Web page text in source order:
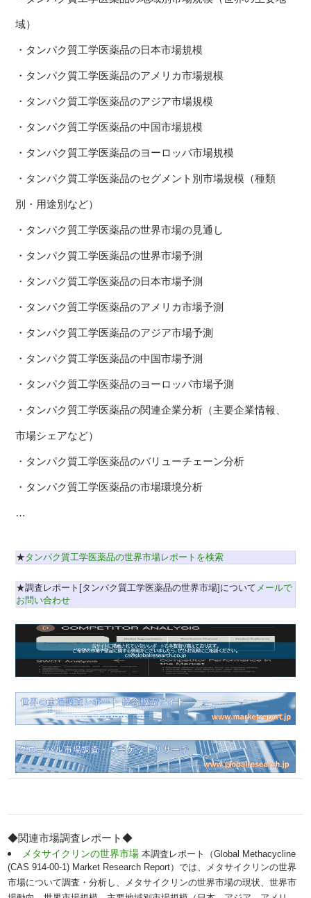
域）
・タンパク質工学医薬品の日本市場規模
・タンパク質工学医薬品のアメリカ市場規模
・タンパク質工学医薬品のアジア市場規模
・タンパク質工学医薬品の中国市場規模
・タンパク質工学医薬品のヨーロッパ市場規模
・タンパク質工学医薬品のセグメント別市場規模（種類
別・用途別など）
・タンパク質工学医薬品の世界市場の見通し
・タンパク質工学医薬品の世界市場予測
・タンパク質工学医薬品の日本市場予測
・タンパク質工学医薬品のアメリカ市場予測
・タンパク質工学医薬品のアジア市場予測
・タンパク質工学医薬品の中国市場予測
・タンパク質工学医薬品のヨーロッパ市場予測
・タンパク質工学医薬品の関連企業分析（主要企業情報、
市場シェアなど）
・タンパク質工学医薬品のバリューチェーン分析
・タンパク質工学医薬品の市場環境分析
…
★タンパク質工学医薬品の世界市場レポートを検索
★調査レポート[タンパク質工学医薬品の世界市場]について メールで
お問い合わせ
◆関連市場調査レポート◆
メタサイクリンの世界市場本調査レポート（Global Methacycline
(CAS 914-00-1) Market Research Report）では、メタサイクリンの世界
市場について調査・分析し、メタサイクリンの世界市場の現状、世界市